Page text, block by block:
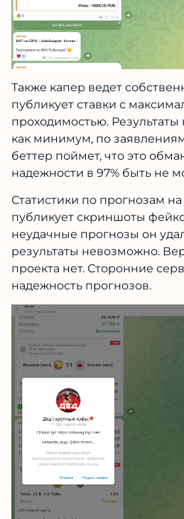
Также капер ведет
публикует ставки с
проходимостью. Результаты
как минимум, по
беттер поймет, что это
надежности в 97% быть не
Статистики по прогнозам
публикует скриншоты
неудачные прогнозы он
результаты невозможно.
проекта нет. Сторонние
надежность прогнозов.